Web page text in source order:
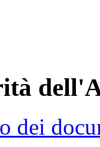
dei